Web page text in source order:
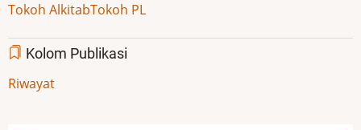
Tokoh AlkitabTokoh PL
Kolom Publikasi
Riwayat